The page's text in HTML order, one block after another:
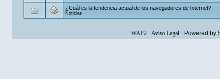
¿Cuál es la tendencia actual de los navegadores de Internet?
Noticias
WAP2-Aviso Legal- Powered by